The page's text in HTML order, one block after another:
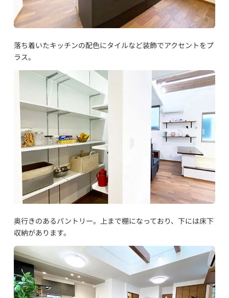
落ち着いたキッチンの配色にタイルなど装飾でアクセントをプ
ラス。
奥行きのあるパントリー。上まで棚になっており、下には床下
収納があります。